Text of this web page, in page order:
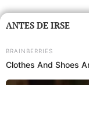
ANTES DE IRSE